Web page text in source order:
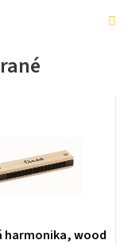
harmonika, wood